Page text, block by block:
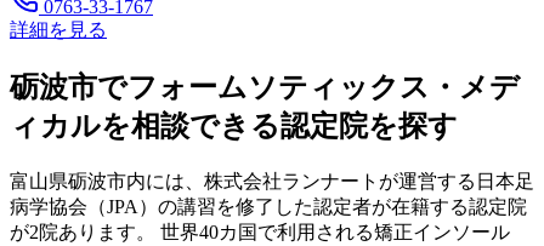
0763-33-1767
詳細を見る
砺波市でフォームソティックス・メデ
ィカルを相談できる認定院を探す
富山県砺波市内には、株式会社ランナートが運営する日本足
病学協会（JPA）の講習を修了した認定者が在籍する認定院
が2院あります。 世界40カ国で利用される矯正インソール